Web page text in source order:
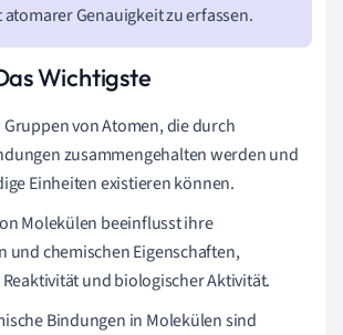
Genauigkeit zu erfassen.
Wichtigste
von Atomen, die durch
zusammengehalten werden und
Einheiten existieren können.
Molekülen beeinflusst ihre
und chemischen Eigenschaften,
und biologischer Aktivität.
Bindungen in Molekülen sind